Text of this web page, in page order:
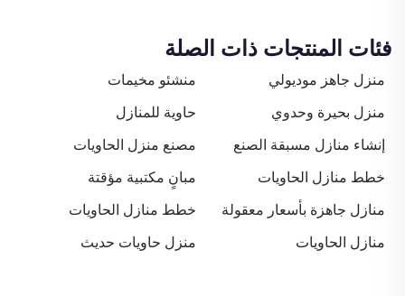
فئات المنتجات ذات الصلة
منزل جاهز موديولي
منشئو مخيمات
منزل بحيرة وحدوي
حاوية للمنازل
إنشاء منازل مسبقة الصنع
مصنع منزل الحاويات
خطط منازل الحاويات
مبانٍ مكتبية مؤقتة
منازل جاهزة بأسعار معقولة
خطط منازل الحاويات
منازل الحاويات
منزل حاويات حديث